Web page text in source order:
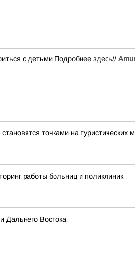
с детьми Подробнее здесь//
точками на туристических
работы больниц и поликлиник
Дальнего Востока